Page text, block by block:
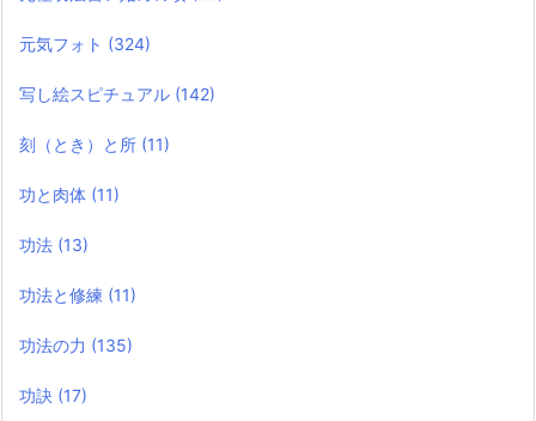
元気フォト (324)
写し絵スピチュアル (142)
刻（とき）と所 (11)
功と肉体 (11)
功法 (13)
功法と修練 (11)
功法の力 (135)
功訣 (17)